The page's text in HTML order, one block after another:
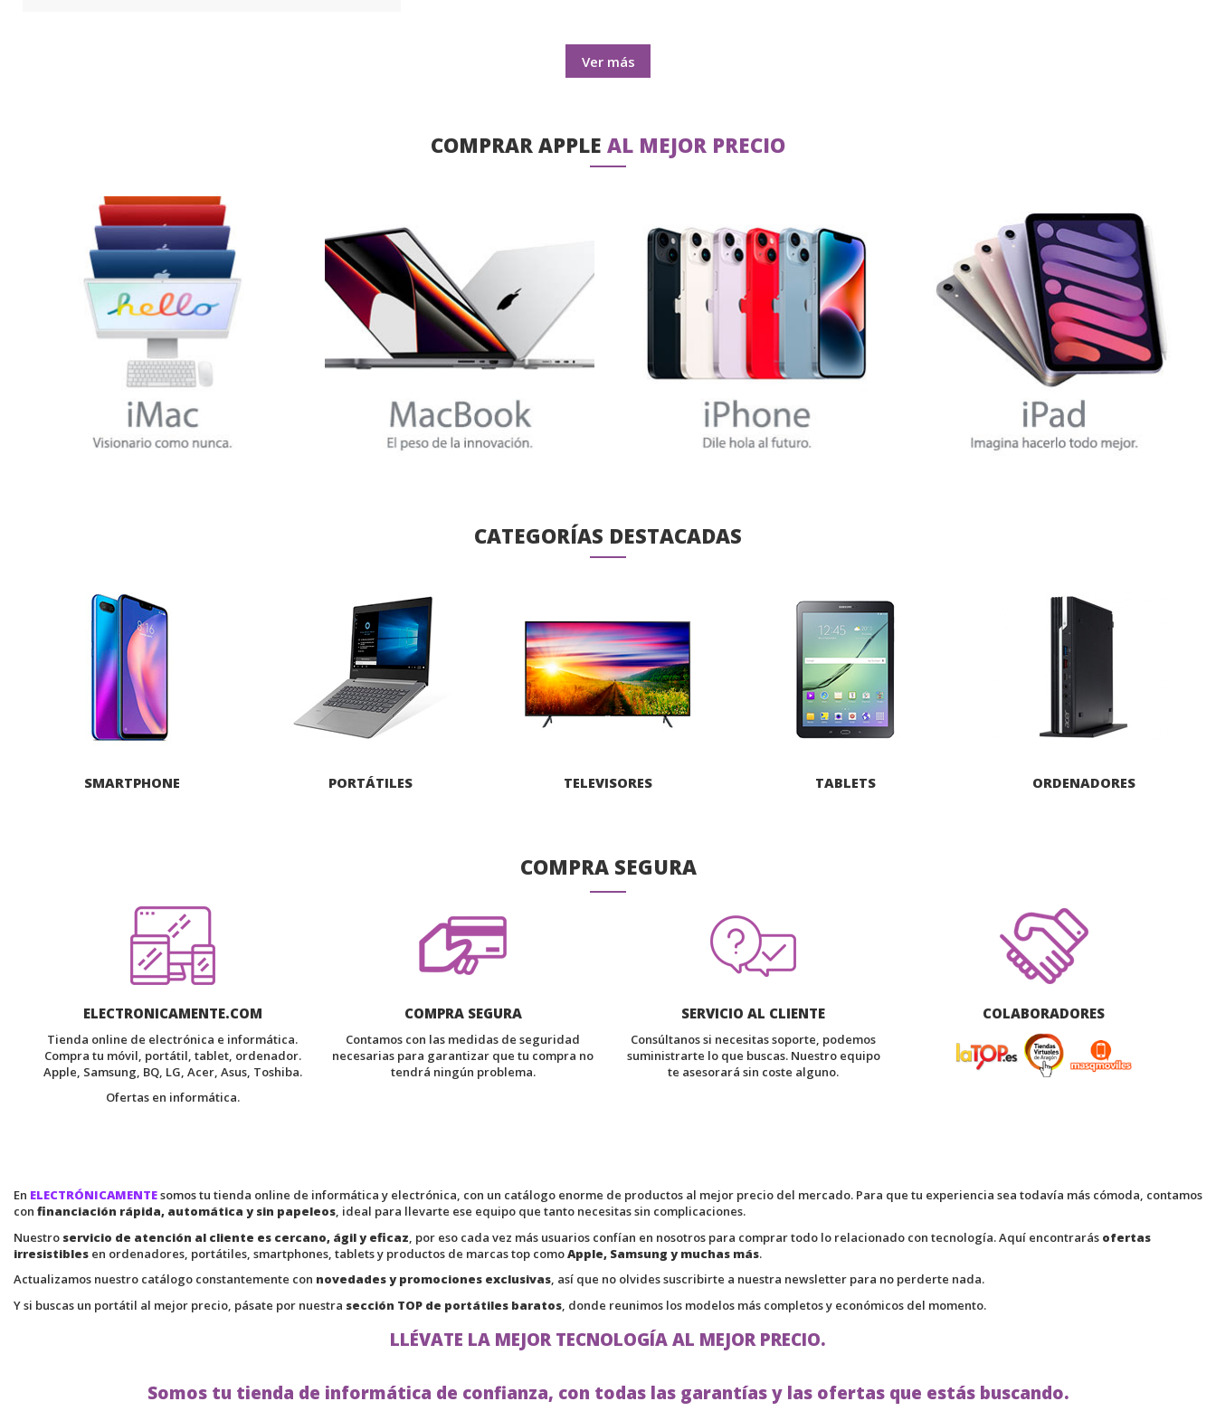
Ver más
COMPRAR APPLE AL MEJOR PRECIO
CATEGORÍAS DESTACADAS
SMARTPHONE PORTÁTILES TELEVISORES TABLETS ORDENADORES
COMPRA SEGURA
ELECTRONICAMENTE.COM
Tienda online de electrónica e informática.
Compra tu móvil, portátil, tablet, ordenador.
Apple, Samsung, BQ, LG, Acer, Asus, Toshiba.
Ofertas en informática.
COMPRA SEGURA
Contamos con las medidas de seguridad
necesarias para garantizar que tu compra no
tendrá ningún problema.
SERVICIO AL CLIENTE
Consúltanos si necesitas soporte, podemos
suministrarte lo que buscas. Nuestro equipo
te asesorará sin coste alguno.
COLABORADORES
En ELECTRÓNICAMENTEsomos tu tienda online de informática y electrónica, con un catálogo enorme de productos al mejor precio del mercado. Para que tu experiencia sea todavía más cómoda, contamos
con financiación rápida, automática y sin papeleos, ideal para llevarte ese equipo que tanto necesitas sin complicaciones.
Nuestro servicio de atención al cliente es cercano, ágil y eficaz, por eso cada vez más usuarios confían en nosotros para comprar todo lo relacionado con tecnología. Aquí encontrarás ofertas
irresistibles en ordenadores, portátiles, smartphones, tablets y productos de marcas top comoApple, Samsung y muchas más.
Actualizamos nuestro catálogo constantemente con novedades y promociones exclusivas, así que no olvides suscribirte a nuestra newsletter para no perderte nada.
Y si buscas un portátil al mejor precio, pásate por nuestra sección TOP de portátiles baratos, donde reunimos los modelos más completos y económicos del momento.
LLÉVATE LA MEJOR TECNOLOGÍA AL MEJOR PRECIO.
Somos tu tienda de informática de confianza, con todas las garantías y las ofertas que estás buscando.